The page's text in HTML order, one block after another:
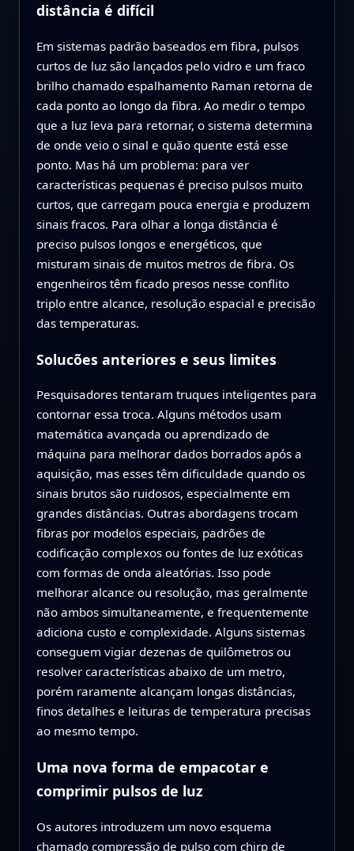
distância é difícil
Em sistemas padrão baseados em fibra, pulsos
curtos de luz são lançados pelo vidro e um fraco
brilho chamado espalhamento Raman retorna de
cada ponto ao longo da fibra. Ao medir o tempo
que a luz leva para retornar, o sistema determina
de onde veio o sinal e quão quente está esse
ponto. Mas há um problema: para ver
características pequenas é preciso pulsos muito
curtos, que carregam pouca energia e produzem
sinais fracos. Para olhar a longa distância é
preciso pulsos longos e energéticos, que
misturam sinais de muitos metros de fibra. Os
engenheiros têm ficado presos nesse conflito
triplo entre alcance, resolução espacial e precisão
das temperaturas.
Solucões anteriores e seus limites
Pesquisadores tentaram truques inteligentes para
contornar essa troca. Alguns métodos usam
matemática avançada ou aprendizado de
máquina para melhorar dados borrados após a
aquisição, mas esses têm dificuldade quando os
sinais brutos são ruidosos, especialmente em
grandes distâncias. Outras abordagens trocam
fibras por modelos especiais, padrões de
codificação complexos ou fontes de luz exóticas
com formas de onda aleatórias. Isso pode
melhorar alcance ou resolução, mas geralmente
não ambos simultaneamente, e frequentemente
adiciona custo e complexidade. Alguns sistemas
conseguem vigiar dezenas de quilômetros ou
resolver características abaixo de um metro,
porém raramente alcançam longas distâncias,
finos detalhes e leituras de temperatura precisas
ao mesmo tempo.
Uma nova forma de empacotar e
comprimir pulsos de luz
Os autores introduzem um novo esquema
chamado compressão de pulso com chirp de